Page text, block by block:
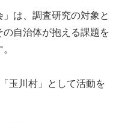
」は、調査研究の対象と
自治体が抱える課題を
玉川村」として活動を